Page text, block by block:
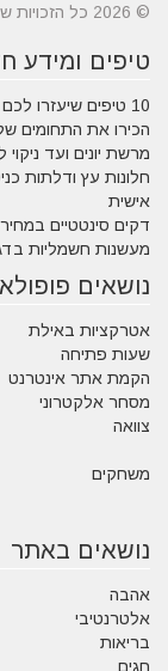
© 2026 כל הזכויות שמורות
טיפים ומידע
10 טיפים שיעזרו לכם להשיג דייט באתרי הכרויות
הכירו את התחומים
מרשת יונים ועד
חלונות עץ ודלתות
אישית
דקים סינטטיים
מעשנות חשמליות
נושאים
אטרקציות באילת
שעות פתיחה
הקמת אתר אינטרנט
מסחר אלקטרוני
צוואה
משחקים
נושאים באתר
אהבה
אלטרנטיבי
בריאות
חגים